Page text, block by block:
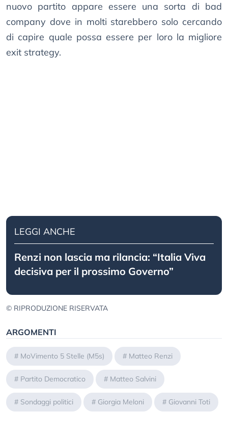
nuovo partito appare essere una sorta di bad
company dove in molti starebbero solo cercando
di capire quale possa essere per loro la migliore
exit strategy.
LEGGI ANCHE
Renzi non lascia ma rilancia: “Italia Viva
decisiva per il prossimo Governo”
© RIPRODUZIONE RISERVATA
ARGOMENTI
# MoVimento 5 Stelle (M5s) # Matteo Renzi
# Partito Democratico # Matteo Salvini
# Sondaggi politici # Giorgia Meloni # Giovanni Toti